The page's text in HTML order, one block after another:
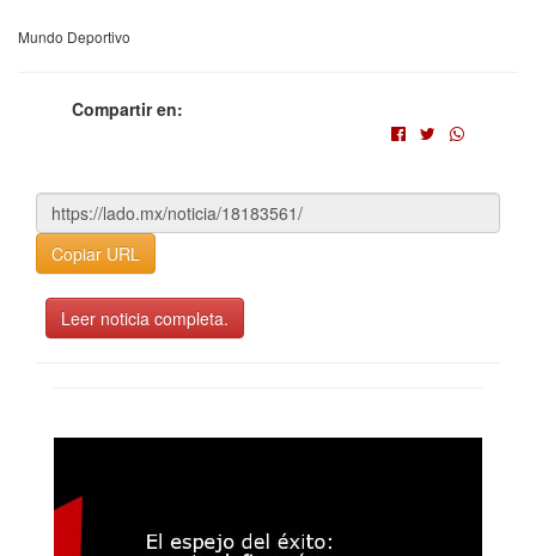
Mundo Deportivo
Compartir en:
Copiar URL
Leer noticia completa.